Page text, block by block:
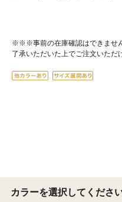
※※※事前の在庫確認はできま
了承いただいた上でご注文いただ
カラーを選択してくださ